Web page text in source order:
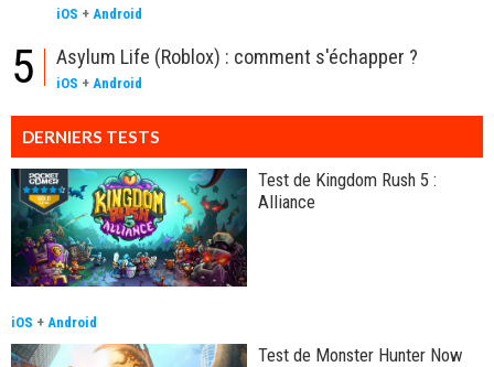
iOS + Android
5 Asylum Life (Roblox) : comment s'échapper ?
iOS + Android
DERNIERS TESTS
Test de Kingdom Rush 5 :
Alliance
iOS + Android
Test de Monster Hunter Now